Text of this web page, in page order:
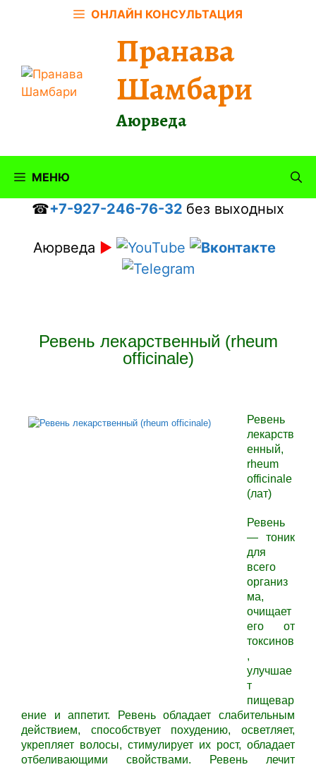
ОНЛАЙН КОНСУЛЬТАЦИЯ
Пранава
Шамбари
Аюрведа
МЕНЮ
☎+7-927-246-76-32 без выходных
Аюрведа ►
Ревень лекарственный (rheum
officinale)
Ревень
лекарств
енный,
rheum
officinale
(лат)
Ревень
— тоник
для
всего
организ
ма,
очищает
его от
токсинов
,
улучшае
т
пищевар
ение и аппетит.
Ревеньобладает слабительным
действием, способствует похудению, осветляет,
укрепляет волосы, стимулирует их рост, обладает
отбеливающими свойствами.
Ревень лечит